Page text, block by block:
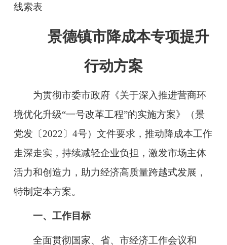
线索表
景德镇市降成本专项提升
行动方案
为贯彻市委市政府 《关于深入推进营商环
境优化升级“一号改革工程”的实施方案》（景
党发〔2022〕4号）文件要求，推动降成本工作
走深走实，持续减轻企业负担，激发市场主体
活力和创造力，助力经济高质量跨越式发展，
特制定本方案。
一、工作目标
全面贯彻国家、省、市经济工作会议和